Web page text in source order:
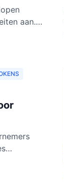
aan.
in de
Daar